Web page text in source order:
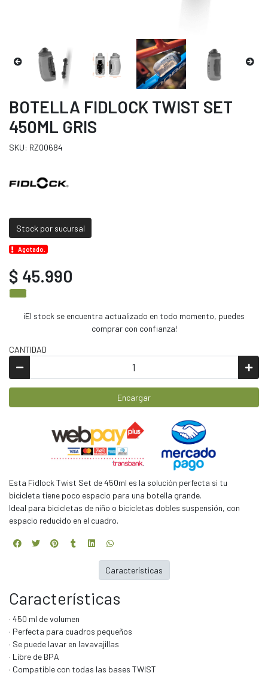
BOTELLA FIDLOCK TWIST SET
450ML GRIS
SKU: RZ00684
Stock por sucursal
Agotado.
$ 45.990
¡El stock se encuentra actualizado en todo momento, puedes
comprar con confianza!
CANTIDAD
Encargar
Esta Fidlock Twist Set de 450ml es la solución perfecta si tu
bicicleta tiene poco espacio para una botella grande.
Ideal para bicicletas de niño o bicicletas dobles suspensión, con
espacio reducido en el cuadro.
Características
· 450 ml de volumen
· Perfecta para cuadros pequeños
· Se puede lavar en lavavajillas
· Libre de BPA
· Compatible con todas las bases TWIST
Características